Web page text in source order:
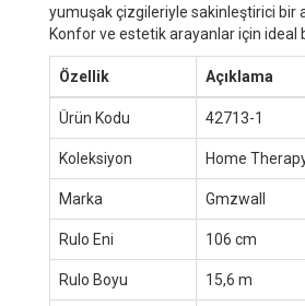
yumuşak çizgileriyle sakinleştirici bir
Konfor ve estetik arayanlar için ideal
Özellik Açıklama
Ürün Kodu 42713-1
Koleksiyon Home
Marka Gmzwall
Rulo Eni 106 cm
Rulo Boyu 15,6 m